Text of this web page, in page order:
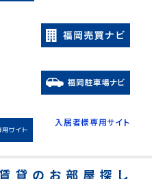
入居者様専用サイト